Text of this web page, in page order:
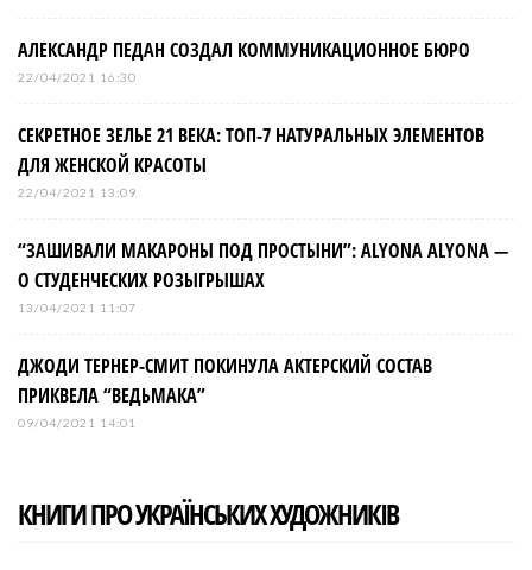
АЛЕКСАНДР ПЕДАН СОЗДАЛ КОММУНИКАЦИОННОЕ БЮРО
22/04/2021 16:30
СЕКРЕТНОЕ ЗЕЛЬЕ 21 ВЕКА: ТОП-7 НАТУРАЛЬНЫХ ЭЛЕМЕНТОВ
ДЛЯ ЖЕНСКОЙ КРАСОТЫ
22/04/2021 13:09
“ЗАШИВАЛИ МАКАРОНЫ ПОД ПРОСТЫНИ”: ALYONA ALYONA —
О СТУДЕНЧЕСКИХ РОЗЫГРЫШАХ
13/04/2021 11:07
ДЖОДИ ТЕРНЕР-СМИТ ПОКИНУЛА АКТЕРСКИЙ СОСТАВ
ПРИКВЕЛА “ВЕДЬМАКА”
09/04/2021 14:01
КНИГИ ПРО УКРАЇНСЬКИХ ХУДОЖНИКІВ